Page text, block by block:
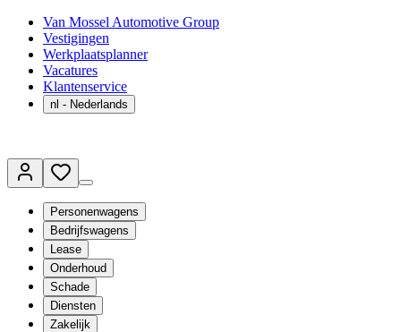
Van Mossel Automotive Group
Vestigingen
Werkplaatsplanner
Vacatures
Klantenservice
nl - Nederlands
Personenwagens
Bedrijfswagens
Lease
Onderhoud
Schade
Diensten
Zakelijk